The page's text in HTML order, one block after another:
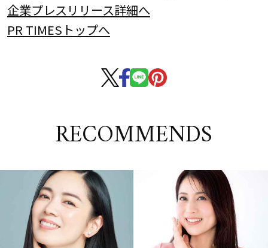
企業プレスリリース詳細へ
PR TIMESトップへ
RECOMMENDS